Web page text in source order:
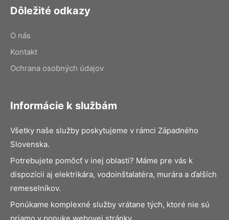
Dôležité odkazy
O nás
Kontakt
Ochrana osobných údajov
Informácie k službám
Všetky naše služby poskytujeme v rámci Západného
Slovenska.
Potrebujete pomôcť v inej oblasti? Máme pre vás k
dispozícii aj elektrikára, vodoinštalatéra, murára a ďalších
remeselníkov.
Ponúkame komplexné služby vrátane tých, ktoré nie sú